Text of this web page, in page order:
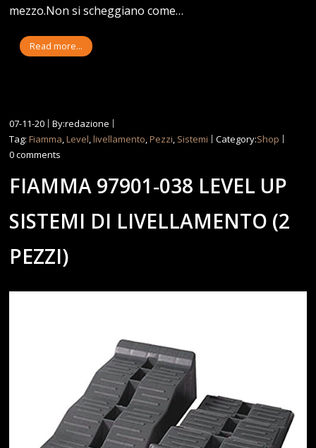
mezzo.Non si scheggiano come…
Read more...
07-11-20
By:redazione
Tag:Fiamma,Level,livellamento,Pezzi, Sistemi Category:Shop
0 comments
FIAMMA 97901‐038 LEVEL UP
SISTEMI DI LIVELLAMENTO (2
PEZZI)